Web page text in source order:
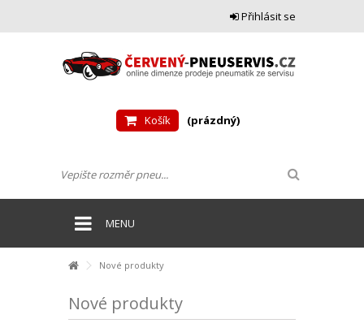
Přihlásit se
Košík (prázdný)
MENU
Nové produkty
Nové produkty